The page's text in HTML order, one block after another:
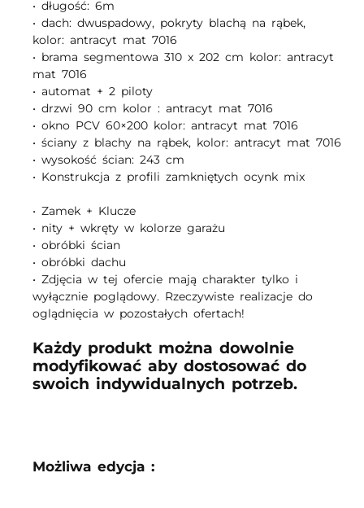
• długość: 6m
• dach: dwuspadowy, pokryty blachą na rąbek,
kolor: antracyt mat 7016
• brama segmentowa 310 x 202 cm kolor: antracyt
mat 7016
• automat + 2 piloty
• drzwi 90 cm kolor : antracyt mat 7016
• okno PCV 60×200 kolor: antracyt mat 7016
• ściany z blachy na rąbek, kolor: antracyt mat 7016
• wysokość ścian: 243 cm
• Konstrukcja z profili zamkniętych ocynk mix
• Zamek + Klucze
• nity + wkręty w kolorze garażu
• obróbki ścian
• obróbki dachu
• Zdjęcia w tej ofercie mają charakter tylko i
wyłącznie poglądowy. Rzeczywiste realizacje do
Każdy produkt można dowolnie
modyfikować aby dostosować do
swoich indywidualnych potrzeb.
Możliwa edycja :